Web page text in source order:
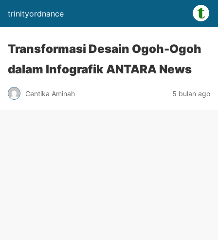
trinityordnance
Transformasi Desain Ogoh-Ogoh
dalam Infografik ANTARA News
Centika Aminah 5 bulan ago